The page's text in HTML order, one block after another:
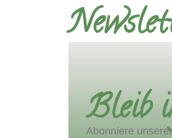
Bleib
Abonniere